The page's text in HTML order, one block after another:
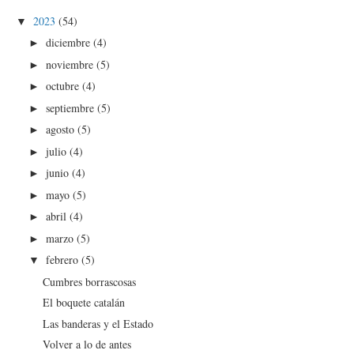
▼ 2023 (54)
►diciembre(4)
►noviembre(5)
►octubre(4)
►septiembre(5)
►agosto(5)
►julio(4)
►junio(4)
►mayo(5)
►abril(4)
►marzo(5)
▼febrero(5)
Cumbres borrascosas
El boquete catalán
Las banderas y el Estado
Volver a lo de antes